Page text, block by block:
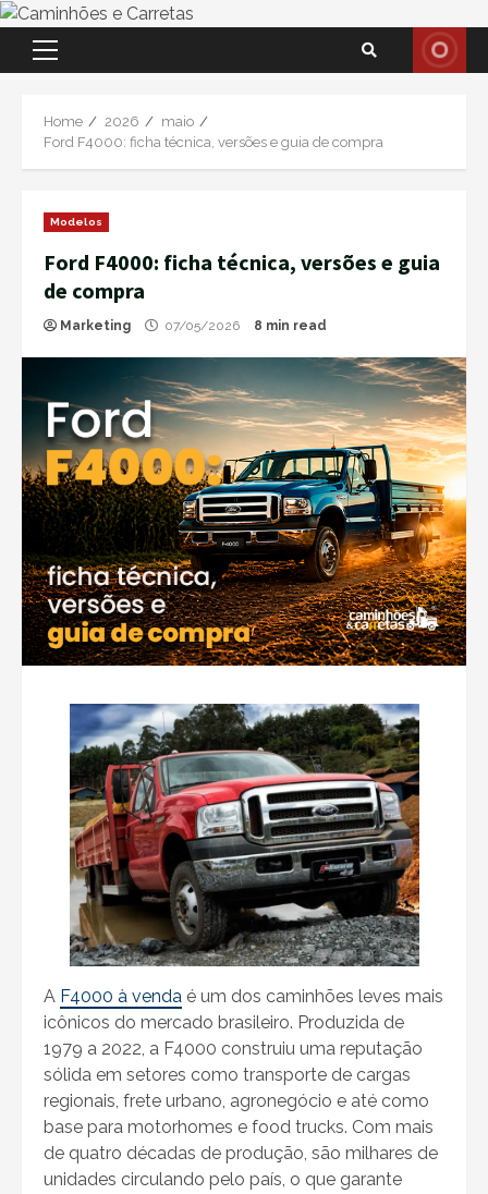
Primary
Home 2026
maio
Ford F4000: ficha técnica, versões e guia de compra
Modelos
Ford F4000: ficha técnica, versões e guia
de compra
Marketing 07/05/2026 8 min read
A F4000 à venda é um dos caminhões leves mais
icônicos do mercado brasileiro. Produzida de
1979 a 2022, a F4000 construiu uma reputação
sólida em setores como transporte de cargas
regionais, frete urbano, agronegócio e até como
base para motorhomes e food trucks. Com mais
de quatro décadas de produção, são milhares de
unidades circulando pelo país, o que garante